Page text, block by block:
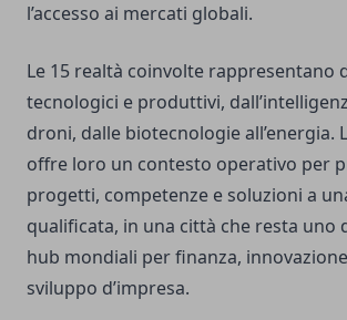
l’accesso ai mercati globali.
Le 15 realtà coinvolte rappresentano
tecnologici e produttivi,
droni, dalle biotecnologie all’energia.
offre loro un contesto operativo per
progetti, competenze e soluzioni a
qualificata, in una città che resta uno
hub mondiali per finanza,
sviluppo d’impresa.